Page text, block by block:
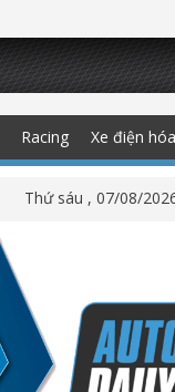
Racing Xe điện hóa
Thứ sáu , 07/08/